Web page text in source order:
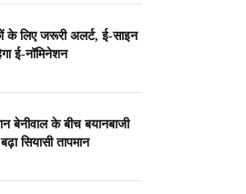
के लिए जरूरी अलर्ट, ई-साइन
ई-नॉमिनेशन
बेनीवाल के बीच बयानबाजी
सियासी तापमान